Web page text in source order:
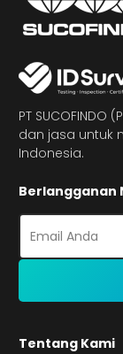
PT
dan jasa untuk
Indonesia.
Berlangganan
Tentang Kami